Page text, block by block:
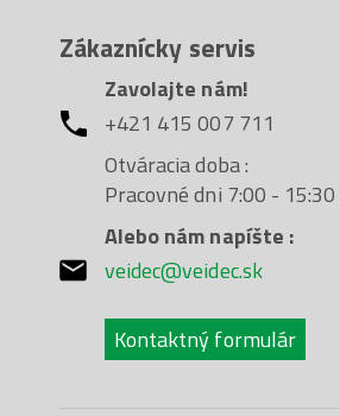
Zákaznícky servis
Zavolajte nám!
+421 415 007 711
Otváracia doba :
Pracovné dni 7:00 - 15:30
Alebo nám napíšte :
veidec@veidec.sk
Kontaktný formulár